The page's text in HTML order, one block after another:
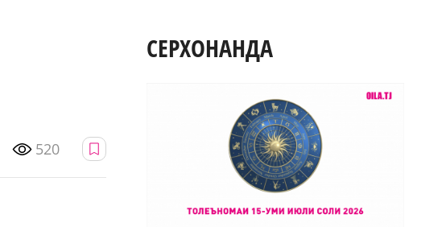
520
СЕРХОНАНДА